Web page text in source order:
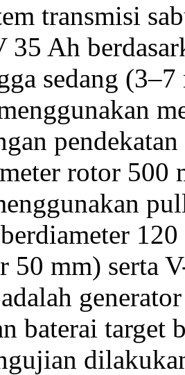
transmisi
35 Ah
sedang
rotor 500
50 mm) serta
baterai target